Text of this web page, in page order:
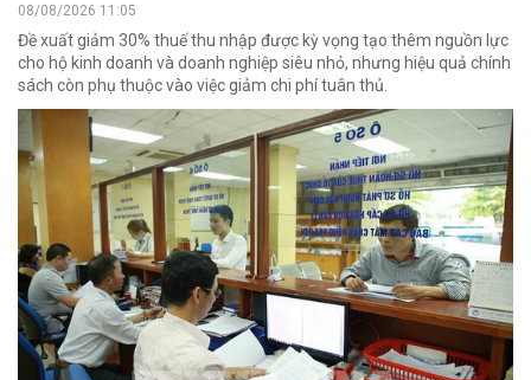
08/08/2026 11:05
Đề xuất giảm 30% thuế thu nhập được kỳ vọng tạo thêm nguồn lực
cho hộ kinh doanh và doanh nghiệp siêu nhỏ, nhưng hiệu quả chính
sách còn phụ thuộc vào việc giảm chi phí tuân thủ.